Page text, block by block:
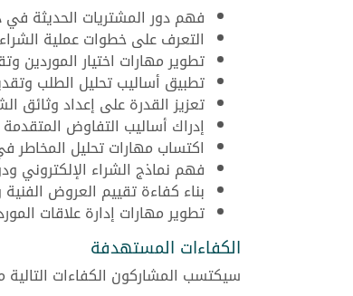
فهم دور المشتريات الحديثة
التعرف على خطوات عملية
تطوير مهارات اختيار الموردين
تطبيق أساليب تحليل الطلب
تعزيز القدرة على إعداد وثائق
إدراك أساليب التفاوض المتقدمة
اكتساب مهارات تحليل المخاطر
فهم نماذج الشراء الإلكتروني
بناء كفاءة تقييم العروض الفنية
تطوير مهارات إدارة علاقات
الكفاءات المستهدفة
سيكتسب المشاركون الكفاءات التالية